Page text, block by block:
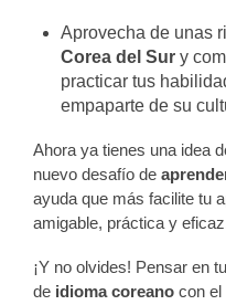
Aprovecha de unas
Corea del Sur y
practicar tus
empaparte de su
Ahora ya tienes una idea
nuevo desafío de
ayuda que más facilite tu
amigable, práctica y
¡Y no olvides! Pensar en
de idioma coreano con el